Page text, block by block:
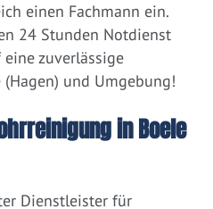
einen Fachmann ein.
24 Stunden Notdienst
zuverlässige
und Umgebung!
in Boele
Dienstleister für